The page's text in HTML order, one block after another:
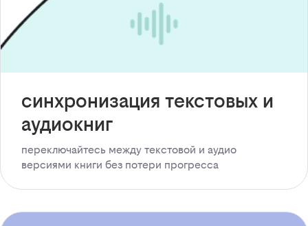
синхронизация текстовых и
аудиокниг
переключайтесь между текстовой и аудио
версиями книги без потери прогресса